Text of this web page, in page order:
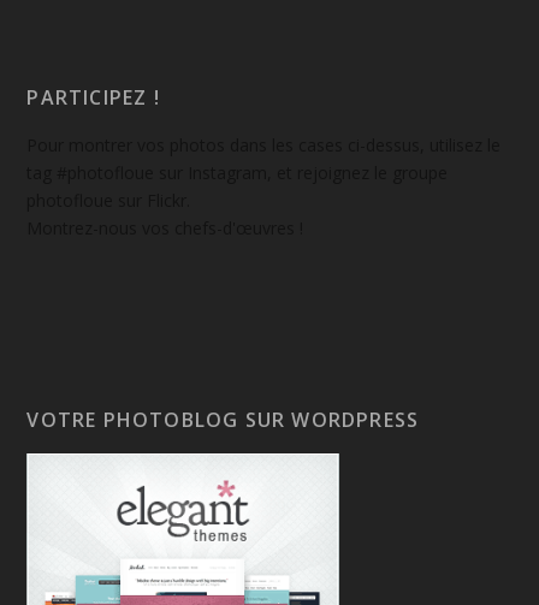
PARTICIPEZ !
VOTRE PHOTOBLOG SUR WORDPRESS